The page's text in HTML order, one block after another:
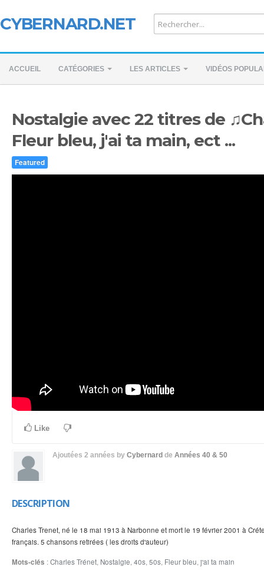
CYBERNARD.NET
ACCUEIL CATÉGORIES LES ARTICLES VIDÉOS
Nostalgie avec 22 titres de
Fleur bleu, j'ai ta main, ect ...
Featured
Like
Ajoutées 2 années by Cybernard de Années 40 & 50
DESCRIPTION
Charles Trenet, né le 18 mai 1913 à Narbonne et mort le 19 février 2001 à
français. 5 chansons retirées ( les droits d'auteur)
Mots-clés :Charles Trénet, Nostalgie, 40s, 50s, Fleur bleu, j'ai ta main